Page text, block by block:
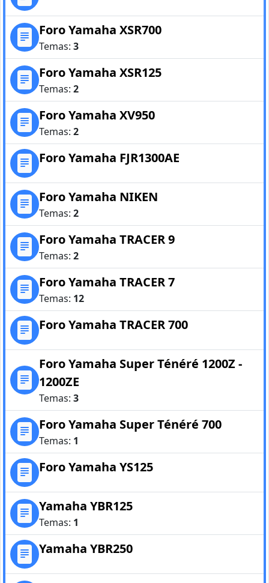
Foro Yamaha XSR700
Temas: 3
Foro Yamaha XSR125
Temas: 2
Foro Yamaha XV950
Temas: 2
Foro Yamaha FJR1300AE
Foro Yamaha NIKEN
Temas: 2
Foro Yamaha TRACER 9
Temas: 2
Foro Yamaha TRACER 7
Temas: 12
Foro Yamaha TRACER 700
Foro Yamaha Super Ténéré 1200Z -
1200ZE
Temas: 3
Foro Yamaha Super Ténéré 700
Temas: 1
Foro Yamaha YS125
Yamaha YBR125
Temas: 1
Yamaha YBR250